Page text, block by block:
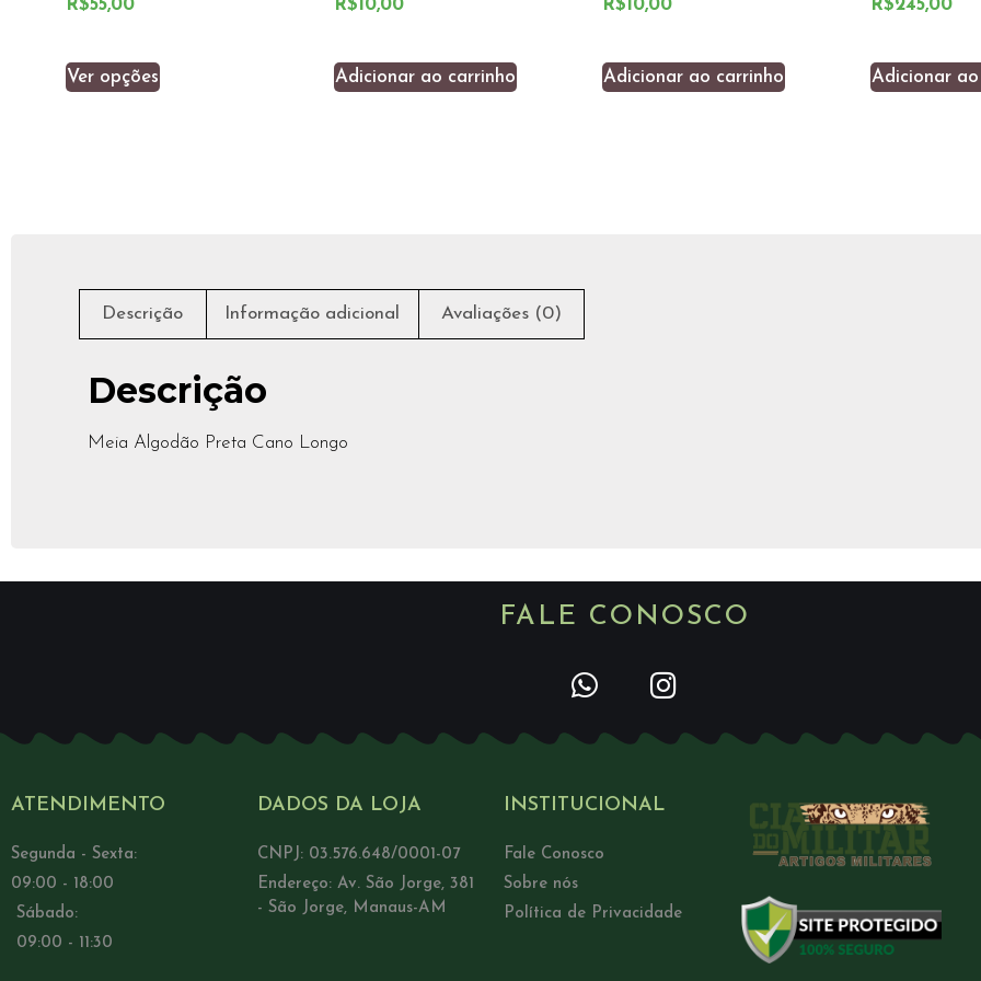
R$55,00
Ver opções
R$10,00
Adicionar ao carrinho
R$10,00
Adicionar ao carrinho
R$245,00
Adicionar
Descrição Informação adicional Avaliações (0)
Descrição
Meia Algodão Preta Cano Longo
FALE CONOSCO
ATENDIMENTO
Segunda - Sexta:
09:00 - 18:00
Sábado:
09:00 - 11:30
DADOS DA LOJA
CNPJ: 03.576.648/0001-07
Endereço: Av. São Jorge, 381
- São Jorge, Manaus-AM
INSTITUCIONAL
Fale Conosco
Sobre nós
Política de Privacidade